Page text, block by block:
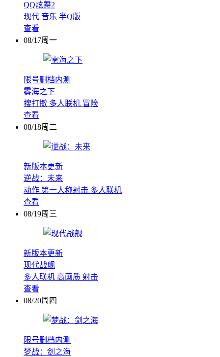
QQ炫舞2
现代 音乐 半Q版
查看
08/17周一
限号删档内测
雾海之下
搜打撤 多人联机 冒险
查看
08/18周二
新版本更新
逆战：未来
动作 第一人称射击 多人联机
查看
08/19周三
新版本更新
现代战舰
多人联机 高画质 射击
查看
08/20周四
限号删档内测
梦战：剑之海